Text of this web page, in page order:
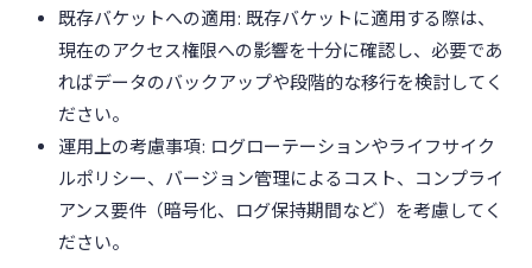
既存バケットへの適用: 既存バケットに適用する際は、
現在のアクセス権限への影響を十分に確認し、必要であ
ればデータのバックアップや段階的な移行を検討してく
ださい。
運用上の考慮事項: ログローテーションやライフサイク
ルポリシー、バージョン管理によるコスト、コンプライ
アンス要件（暗号化、ログ保持期間など）を考慮してく
ださい。